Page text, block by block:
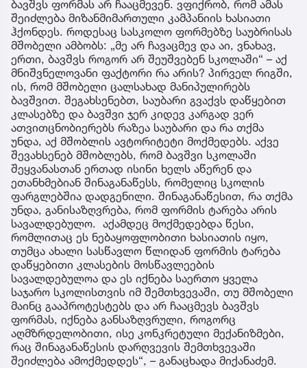
ბავშვს ფორმას არ ჩააცმევენ. ვფიქრობ, რომ ამას
შეიძლება მიზანმიმართული კამპანიის ხასიათი
ჰქონდეს. როდესაც სასკოლო ფორმებზე საუბრისას
მშობელი ამბობს: „მე არ ჩავაცმევ და აი, ვნახავ,
ერთი, ბავშვს როგორ არ შეუშვებენ სკოლაში“ – აქ
მნიშვნელოვანი ფაქტორი რა არის? პირველ რიგში,
ის, რომ მშობელი ცალსახად მანიპულირებს
ბავშვით. შეგახსენებთ, საუბარი გვაქვს დაწყებით
კლასებზე და ბავშვი ჯერ კიდევ კარგად ვერ
ათვითცნობიერებს რაზეა საუბარი და რა თქმა
უნდა, აქ მშობლის ავტორიტეტი მოქმედებს. აქვე
შევახსენებ მშობლებს, რომ ბავშვი სკოლაში
შეყვანასთან ერთად ისინი ხელს აწერენ და
ეთანხმებიან შინაგანაწესს, რომელიც სკოლის
ფარგლებშია დადგენილი. შინაგანაწესით, რა თქმა
უნდა, განისაზღვრება, რომ ფორმის ტარება არის
სავალდებულო. აქამდეც მოქმედებდა წესი,
რომლითაც ეს ნებაყოფლობითი ხასიათის იყო,
თუმცა ახალი სასწავლო წლიდან ფორმის ტარება
დაწყებითი კლასების მოსწავლეების
სავალდებულოა და ეს იქნება საერთო ყველა
საჯარო სკოლისთვის იმ შემთხვევაში, თუ მშობელი
მაინც გააპროტესტებს და არ ჩააცმევს ბავშვს
ფორმას, იქნება განსაზღვრული, როგორც
აღმზრდელობითი, ისე კონკრეტული მექანიზმები,
რაც შინაგანაწესის დარღვევის შემთხვევაში
შეიძლება ამოქმედდეს“, – განაცხადა მიქანაძემ.